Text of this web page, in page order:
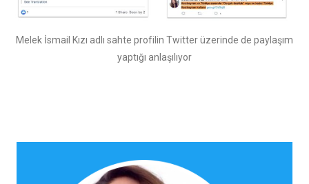
Melek İsmail Kızı adlı sahte profilin Twitter üzerinde de paylaşım
yaptığı anlaşılıyor